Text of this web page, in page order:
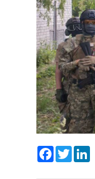
Facebook
Twitter